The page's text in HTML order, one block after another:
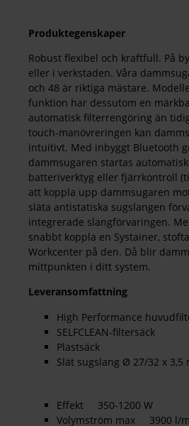
Produktegenskaper
Robust flexibel och kraftfull. På
eller i verkstaden. Våra
och 48 är riktiga mästare.
funktion har dessutom en
automatisk filterrengöring än
touch-manövreringen kan
intuitivt. Med inbyggt Bluetooth
dammsugaren startas
batteriverktyg eller fjärrkontroll
att koppla upp dammsugaren
släta antistatiska sugslangen
integrerade slangförvaringen.
snabbt koppla en Systainer,
Workcenter på den. Då blir
mittpunkten i ditt system.
Leveransomfattning
High Performance
SELFCLEAN-filtersäck
Plastsäck
Slät sugslang Ø 27/32 x 3,5
Effekt 350-1200 W
Volymström max 3900 l/